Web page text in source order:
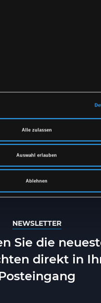
Alle zulassen
Auswahl erlauben
Ablehnen
IN
SCHWERER PU-
NEWSLETTER
Sie die
direkt in